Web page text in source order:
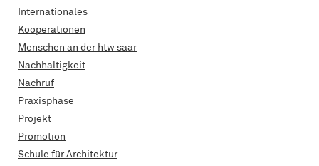
Internationales
Kooperationen
Menschen an der htw saar
Nachhaltigkeit
Nachruf
Praxisphase
Projekt
Promotion
Schule für Architektur